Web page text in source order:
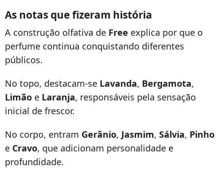
As notas que fizeram história
A construção olfativa de Free explica por que o
perfume continua conquistando diferentes
públicos.
No topo, destacam-se Lavanda, Bergamota,
Limão e Laranja, responsáveis pela sensação
inicial de frescor.
No corpo, entram Gerânio, Jasmim, Sálvia, Pinho
e Cravo, que adicionam personalidade e
profundidade.